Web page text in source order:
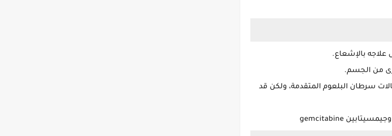
علاجه بالإشعاع.
من الجسم.
سرطان البلعوم المتقدمة، ولكن قد